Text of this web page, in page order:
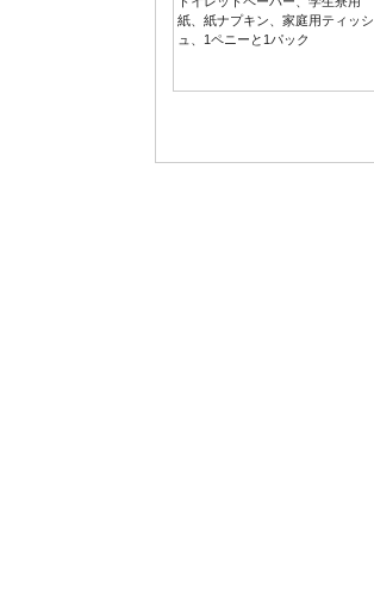
紙、紙ナプキン、家庭用ティッシ
ュ、1ペニーと1パック